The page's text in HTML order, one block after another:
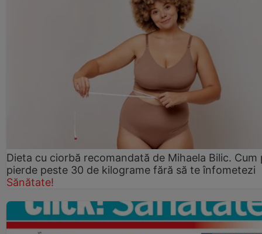
Dieta cu ciorbă recomandată de Mihaela Bilic. Cum
pierde peste 30 de kilograme fără să te înfometezi
Sănătate!